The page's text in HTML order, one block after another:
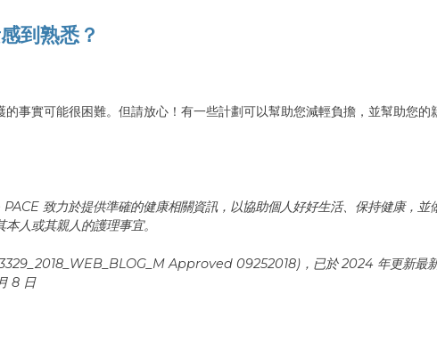
到熟悉？
事實可能很困難。但請放心！有一些計劃可以幫助您減輕負擔，並幫助您
致力於提供準確的健康相關資訊，以協助個人好好生活、保持健康，並
人或其親人的護理事宜。
Approved 09252018)，已於 2024 年更新最新
8 日